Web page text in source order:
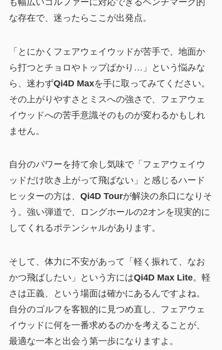
な存在で、迷ったらここが出発点。
「とにかくフェアウェイウッドが苦手で、地面か
ら打つとチョロやトップばかり…」という悩みな
ら、迷わずQi4D Maxを手に取ってみてください。
その上がりやすさとミスへの強さで、フェアウェ
イウッドへの苦手意識そのものが変わるかもしれ
ません。
自分のパワーを持て余し気味で「フェアウェイウ
ッドだけ吹き上がって飛ばない」と感じるハード
ヒッターの方は、 Qi4D Tourが解決の糸口になりそ
う。強い弾道で、ロングホールの2オンを現実的に
してくれるポテンシャルがあります。
そして、体力に不安があって「軽く振れて、なお
かつ飛ばしたい」という方にはQi4D Max Lite。軽
さは正義、という場面は確かにあるんですよね。
自分のゴルフを客観的に見つめ直し、フェアウェ
イウッドに何を一番求めるのかを考えることが、
最適な一本と出会う第一歩になりますよ。